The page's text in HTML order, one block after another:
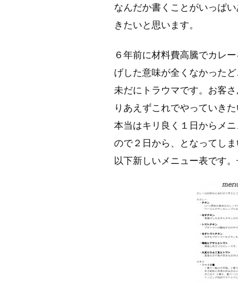
なんだか書くことがいっぱ
きたいと思います。
６年前に材料費高騰でカレ
げした意味が全くなかった
未だにトラウマです。お客
りあえずこれでやっていきた
本当はキリ良く１日からメ
ので２日から、となってしま
以下新しいメニュー表です。